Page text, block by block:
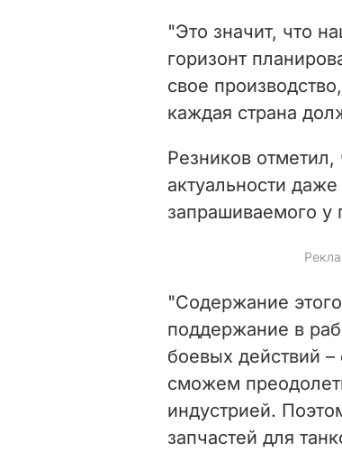
"Это значит, что
горизонт
свое
каждая страна
Резников
актуальности
запрашиваемого у
"Содержание
поддержание в
боевых действий
сможем
индустрией.
запчастей для